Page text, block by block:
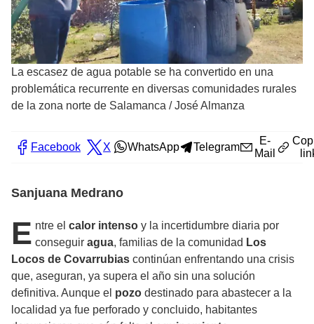
La escasez de agua potable se ha convertido en una
problemática recurrente en diversas comunidades rurales
de la zona norte de Salamanca /José Almanza
Facebook X WhatsApp Telegram
E-
Mail
Sanjuana Medrano
E ntre el calor intenso y la incertidumbre diaria por
conseguir agua, familias de la comunidad Los
Locos de Covarrubias continúan enfrentando una crisis
que, aseguran, ya supera el año sin una solución
definitiva. Aunque el pozo destinado para abastecer a la
localidad ya fue perforado y concluido, habitantes